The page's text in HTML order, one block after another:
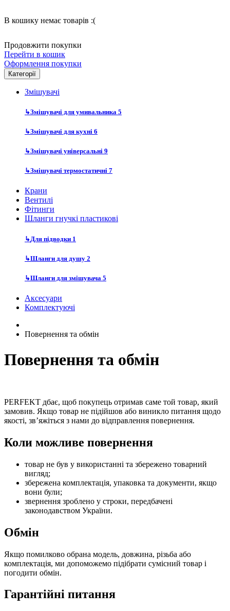
В кошику немає товарів :(
Продовжити покупки
Перейти в кошик
Оформлення покупки
Категорії
Змішувачі
↳Змішувачі для умивальника 5
↳Змішувачі для кухні 6
↳Змішувачі універсальні 9
↳Змішувачі термостатичні 7
Крани
Вентилі
Фітинги
Шланги гнучкі пластикові
↳Для підводки 1
↳Шланги для душу 2
↳Шланги для змішувача 5
Аксесуари
Комплектуючі
Повернення та обмін
Повернення та обмін
PERFEKT дбає, щоб покупець отримав саме той товар, який
замовив. Якщо товар не підійшов або виникло питання щодо
якості, зв’яжіться з нами до відправлення повернення.
Коли можливе повернення
товар не був у використанні та збережено товарний
вигляд;
збережена комплектація, упаковка та документи, якщо
вони були;
звернення зроблено у строки, передбачені
законодавством України.
Обмін
Якщо помилково обрана модель, довжина, різьба або
комплектація, ми допоможемо підібрати сумісний товар і
погодити обмін.
Гарантійні питання